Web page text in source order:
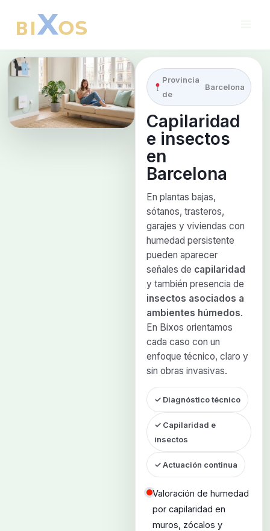
Provincia
de
Barcelona
Capilaridad
e insectos
en
Barcelona
En plantas bajas,
sótanos, trasteros,
garajes y viviendas con
humedad persistente
pueden aparecer
señales de capilaridad
y también presencia de
insectos asociados a
ambientes húmedos.
En Bixos orientamos
cada caso con un
enfoque técnico, claro y
sin obras invasivas.
✓ Diagnóstico técnico
✓ Capilaridad e
insectos
✓ Actuación continua
Valoración de humedad
por capilaridad en
muros, zócalos y